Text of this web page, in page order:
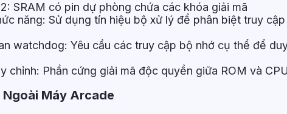
SRAM có pin dự phòng chứa các khóa giải mã
năng: Sử dụng tín hiệu bộ xử lý để phân biệt truy
watchdog: Yêu cầu các truy cập bộ nhớ cụ thể để
chỉnh: Phần cứng giải mã độc quyền giữa ROM và
Ngoài Máy Arcade